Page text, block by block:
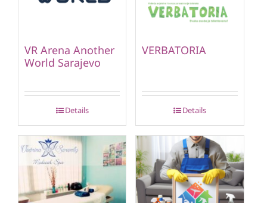
VR Arena Another
World Sarajevo
Details
VERBATORIA
Details